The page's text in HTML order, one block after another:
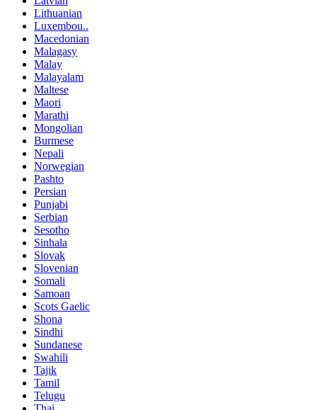
Lithuanian
Luxembou..
Macedonian
Malagasy
Malay
Malayalam
Maltese
Maori
Marathi
Mongolian
Burmese
Nepali
Norwegian
Pashto
Persian
Punjabi
Serbian
Sesotho
Sinhala
Slovak
Slovenian
Somali
Samoan
Scots Gaelic
Shona
Sindhi
Sundanese
Swahili
Tajik
Tamil
Telugu